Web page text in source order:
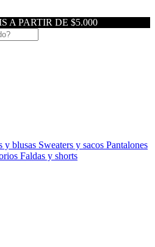
A PARTIR DE $5.000
y blusas Sweaters y sacos Pantalones
Faldas y shorts